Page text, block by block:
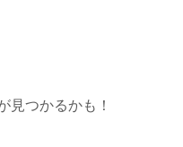
見つかるかも！